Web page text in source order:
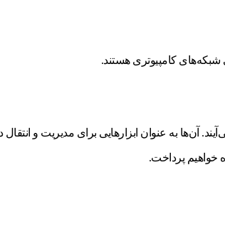
شبکه‌های کامپیوتری هستند.
خواهیم پرداخت.